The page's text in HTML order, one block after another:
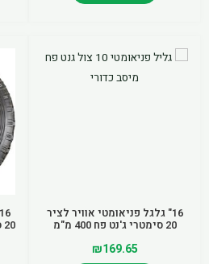
16" גלגל פניאומטי אוויר לציר
20 סימטרי ג'נט פח 400 מ"מ
₪169.65
20 סימטרי ג'נט פלסטיק 400 מ"מ